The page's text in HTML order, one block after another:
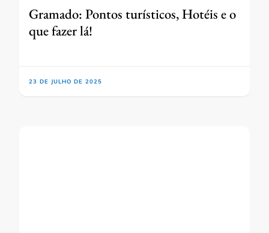
Gramado: Pontos turísticos, Hotéis e o
que fazer lá!
23 DE JULHO DE 2025